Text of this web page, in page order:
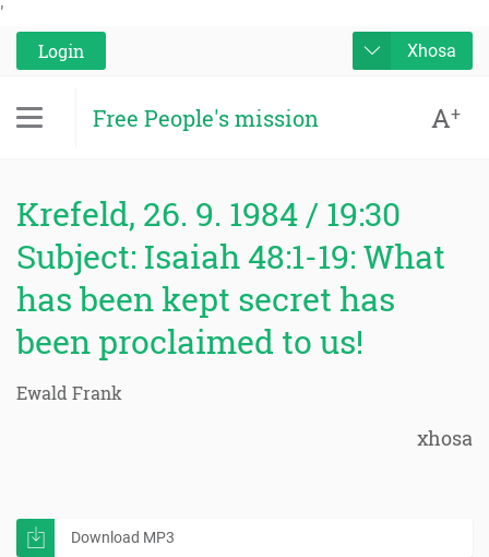
'
Login
Xhosa
Free People's mission A+
Krefeld, 26. 9. 1984 / 19:30
Subject: Isaiah 48:1-19: What
has been kept secret has
been proclaimed to us!
Ewald Frank
xhosa
Download MP3